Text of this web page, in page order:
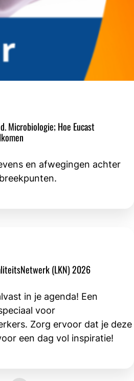
Microbiologie; Hoe Eucast
en afwegingen achter
(LKN) 2026
in je agenda! Een
voor
Zorg ervoor dat je deze
een dag vol inspiratie!